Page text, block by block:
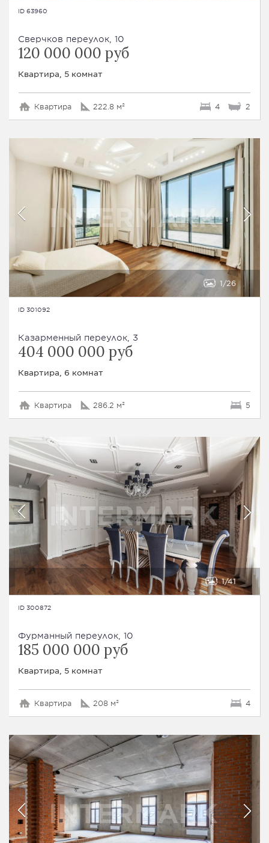
ID 63960
Сверчков переулок, 10
120 000 000 руб
Квартира, 5 комнат
Квартира 222.8 м² 4 2
1 26
ID 301092
Казарменный переулок, 3
404 000 000 руб
Квартира, 6 комнат
Квартира 286.2 м² 5
1 41
ID 300872
Фурманный переулок, 10
185 000 000 руб
Квартира, 5 комнат
Квартира 208 м² 4